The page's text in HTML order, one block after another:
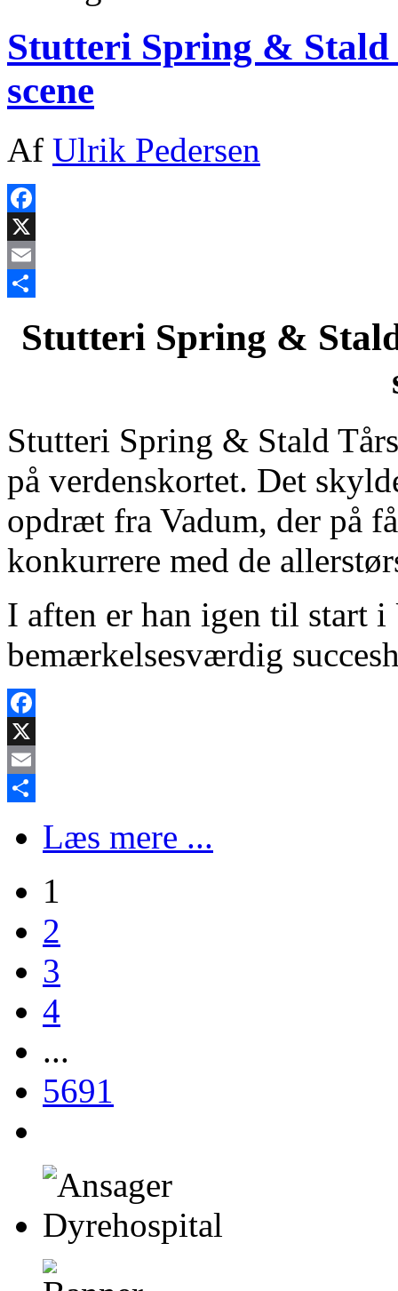
Stutteri Spring &
scene
Af Ulrik Pedersen
Facebook
X
Email
Stutteri Spring &
Stutteri Spring & Stald
på verdenskortet. Det
opdræt fra Vadum, der på
konkurrere med de
I aften er han igen til start
bemærkelsesværdig
Facebook
X
Email
Læs mere ...
1
2
3
4
...
5691